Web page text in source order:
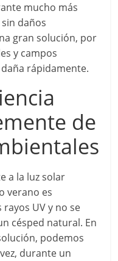
mucho más
daños
gran solución, por
y campos
rápidamente.
de
a la luz solar
verano es
UV y no se
césped natural. En
podemos
durante un